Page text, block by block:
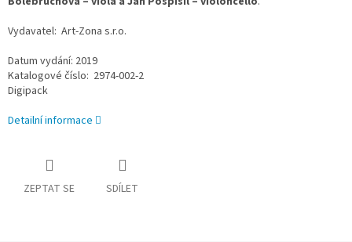
Vydavatel: Art-Zona s.r.o.
Datum vydání: 2019
Katalogové číslo: 2974-002-2
Digipack
Detailní informace
ZEPTAT SE SDÍLET